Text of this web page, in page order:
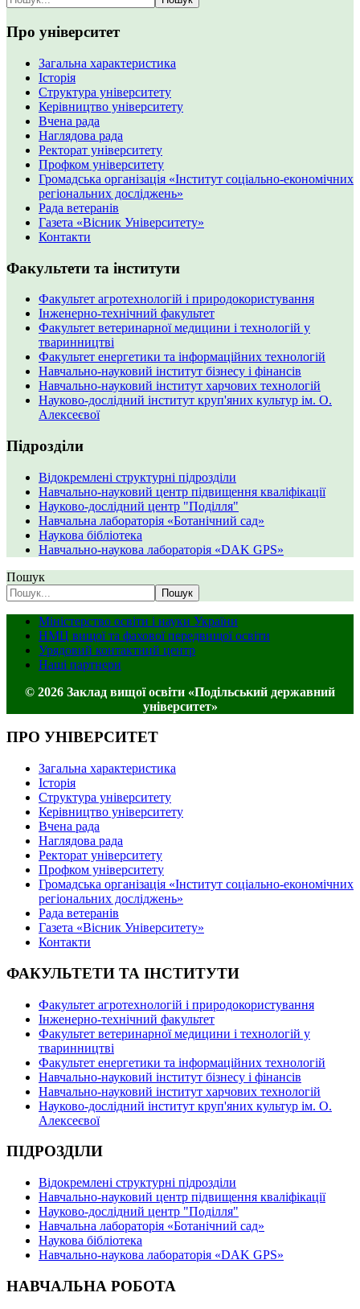
Про університет
Загальна характеристика
Історія
Структура університету
Керівництво університету
Вчена рада
Наглядова рада
Ректорат університету
Профком університету
Громадська організація «Інститут соціально-економічних
регіональних досліджень»
Рада ветеранів
Газета «Вісник Університету»
Контакти
Факультети та інститути
Факультет агротехнологій і природокористування
Інженерно-технічний факультет
Факультет ветеринарної медицини і технологій у
тваринництві
Факультет енергетики та інформаційних технологій
Навчально-науковий інститут бізнесу і фінансів
Навчально-науковий інститут харчових технологій
Науково-дослідний інститут круп'яних культур ім. О.
Алексеєвої
Підрозділи
Відокремлені структурні підрозділи
Навчально-науковий центр підвищення кваліфікації
Науково-дослідний центр "Поділля"
Навчальна лабораторія «Ботанічний сад»
Наукова бібліотека
Навчально-наукова лабораторія «DAK GPS»
Пошук
Пошук
Міністерство освіти і науки України
НМЦ вищої та фахової передвищої освіти
Урядовий контактний центр
Наші партнери
© 2026 Заклад вищої освіти «Подільський державний
університет»
ПРО УНІВЕРСИТЕТ
Загальна характеристика
Історія
Структура університету
Керівництво університету
Вчена рада
Наглядова рада
Ректорат університету
Профком університету
Громадська організація «Інститут соціально-економічних
регіональних досліджень»
Рада ветеранів
Газета «Вісник Університету»
Контакти
ФАКУЛЬТЕТИ ТА ІНСТИТУТИ
Факультет агротехнологій і природокористування
Інженерно-технічний факультет
Факультет ветеринарної медицини і технологій у
тваринництві
Факультет енергетики та інформаційних технологій
Навчально-науковий інститут бізнесу і фінансів
Навчально-науковий інститут харчових технологій
Науково-дослідний інститут круп'яних культур ім. О.
Алексеєвої
ПІДРОЗДІЛИ
Відокремлені структурні підрозділи
Навчально-науковий центр підвищення кваліфікації
Науково-дослідний центр "Поділля"
Навчальна лабораторія «Ботанічний сад»
Наукова бібліотека
Навчально-наукова лабораторія «DAK GPS»
НАВЧАЛЬНА РОБОТА